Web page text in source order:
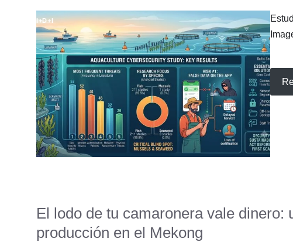
I+D+I
El lodo de tu camaronera vale
producción en el Mekong